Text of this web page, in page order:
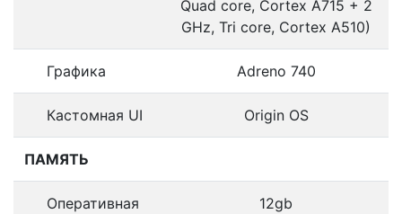
Quad core, Cortex A715 + 2
GHz, Tri core, Cortex A510)
Графика Adreno 740
Кастомная UI Origin OS
ПАМЯТЬ
Оперативная
12gb